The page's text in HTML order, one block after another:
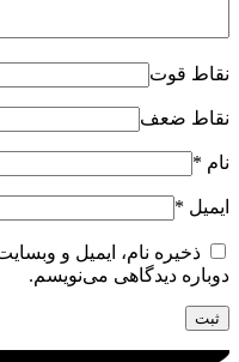
نقاط قوت
نقاط ضعف
نام *
ایمیل *
ذخیره نام، ایمیل و
دوباره دیدگاهی می‌نویسم.